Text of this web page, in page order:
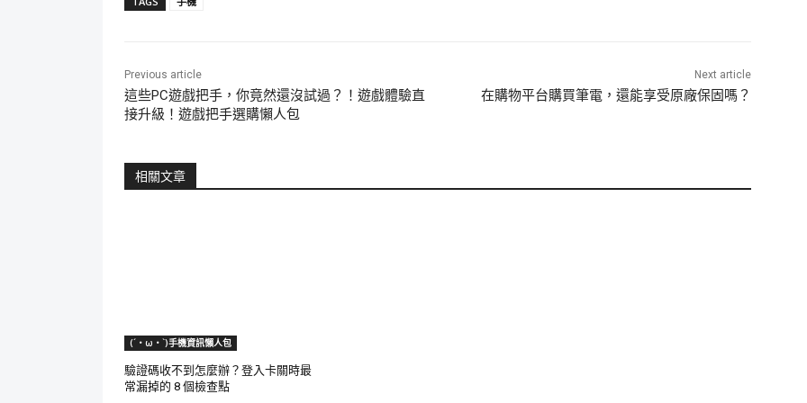
Previous article
這些PC遊戲把手，你竟然還沒試過？！遊戲體驗直
接升級！遊戲把手選購懶人包
Next article
在購物平台購買筆電，還能享受原廠保固嗎？
相關文章
(´・ω・`)手機資訊懶人包
驗證碼收不到怎麼辦？登入卡關時最
常漏掉的 8 個檢查點